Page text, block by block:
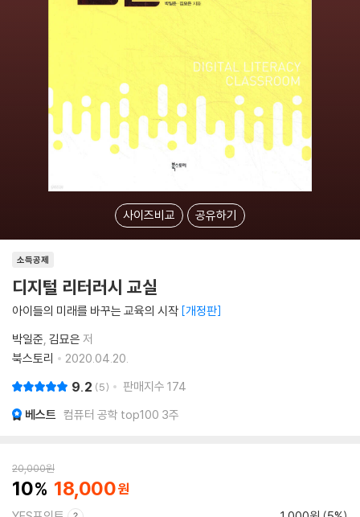
사이즈비교 공유하기
소득공제
디지털 리터러시 교실
아이들의 미래를 바꾸는 교육의 시작 개정판
박일준 김묘은 저
북스토리
2020.04.20.
9.2 5 판매지수 174
베스트 컴퓨터 공학 top100 3주
20,000원
10 18,000